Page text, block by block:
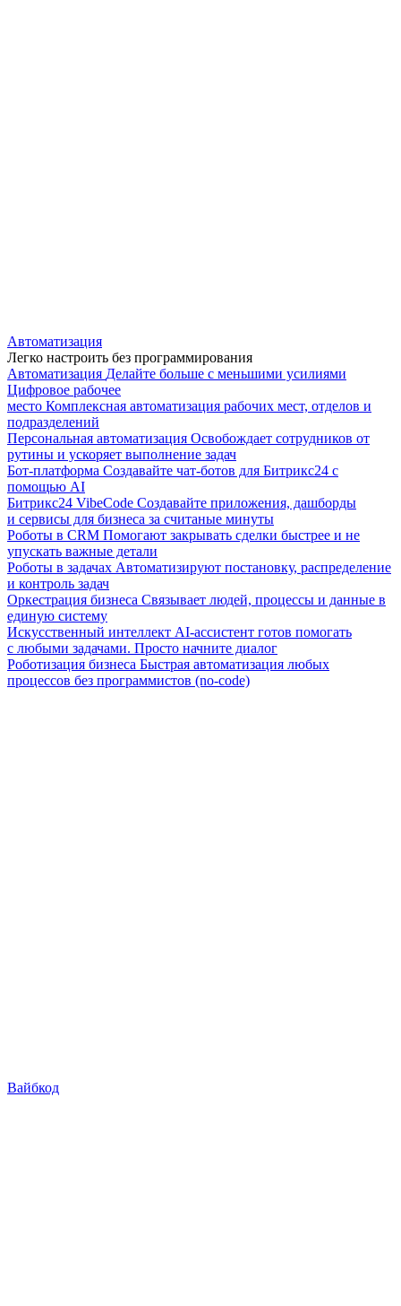
Автоматизация
Легко настроить без программирования
Автоматизация Делайте больше с меньшими усилиями
Цифровое рабочее
место Комплексная автоматизация рабочих мест, отделов и
подразделений
Персональная автоматизация Освобождает сотрудников от
рутины и ускоряет выполнение задач
Бот-платформа Создавайте чат-ботов для Битрикс24 с
помощью AI
Битрикс24 VibeCode Создавайте приложения, дашборды
и сервисы для бизнеса за считаные минуты
Роботы в CRM Помогают закрывать сделки быстрее и не
упускать важные детали
Роботы в задачах Автоматизируют постановку, распределение
и контроль задач
Оркестрация бизнеса Связывает людей, процессы и данные в
единую систему
Искусственный интеллект AI-ассистент готов помогать
с любыми задачами. Просто начните диалог
Роботизация бизнеса Быстрая автоматизация любых
процессов без программистов (no-code)
Вайбкод